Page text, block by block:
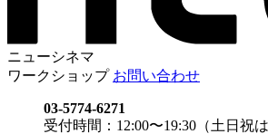
ニューシネマ
ワークショップ お問い合わせ
03-5774-6271
受付時間：12:00〜19:30（土日祝は